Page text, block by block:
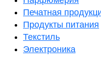
Печатная
Продукты питания
Текстиль
Электроника